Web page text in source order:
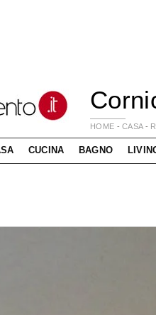
HOME -CASA-
CUCINA BAGNO